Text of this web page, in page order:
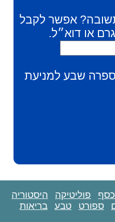
אפשר לקבל
או דוא״ל.
שבע למניעת
כסף פוליטיקה
היסטוריה
ספורט טבע בריאות